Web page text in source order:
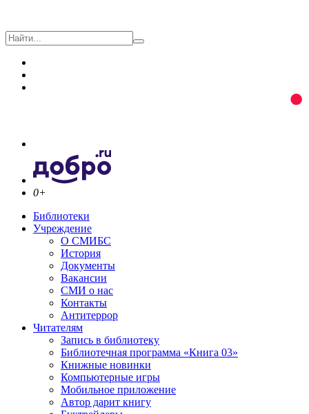
0+
Библиотеки
Учреждение
О СМИБС
История
Документы
Вакансии
СМИ о нас
Контакты
Антитеррор
Читателям
Запись в библиотеку
Библиотечная программа «Книга 03»
Книжные новинки
Компьютерные игры
Мобильное приложение
Автор дарит книгу